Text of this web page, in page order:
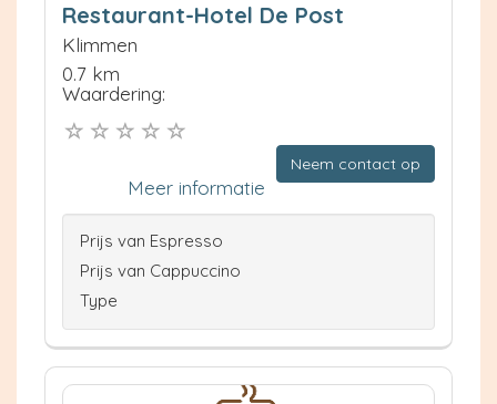
Restaurant-Hotel De Post
Klimmen
0.7 km
Waardering:
Neem contact op
Meer informatie
Prijs van Espresso
Prijs van Cappuccino
Type